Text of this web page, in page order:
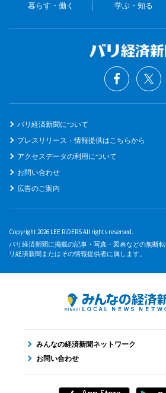
暮らす・働く 学ぶ・知る
バリ経済新聞について
プレスリリース・情報提供はこちらから
アクセスデータの利用について
お問い合わせ
広告のご案内
Copyright 2026 LEE RiDERS All rights reserved.
バリ経済新聞に掲載の記事・写真・図表などの無断
リ経済新聞またはその情報提供者に属します。
みんなの経済新聞ネットワーク
お問い合わせ